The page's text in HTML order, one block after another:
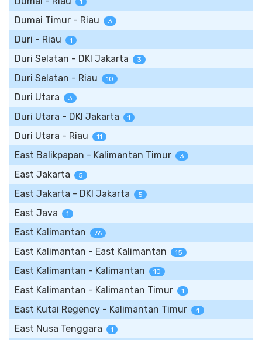
1
Dumai Timur - Riau 3
Duri - Riau 1
Duri Selatan - DKI Jakarta 3
Duri Selatan - Riau 10
Duri Utara 3
Duri Utara - DKI Jakarta 1
Duri Utara - Riau 11
East Balikpapan - Kalimantan Timur 3
East Jakarta 5
East Jakarta - DKI Jakarta 5
East Java 1
East Kalimantan 76
East Kalimantan - East Kalimantan 15
East Kalimantan - Kalimantan 10
East Kalimantan - Kalimantan Timur 1
East Kutai Regency - Kalimantan Timur 4
East Nusa Tenggara 1